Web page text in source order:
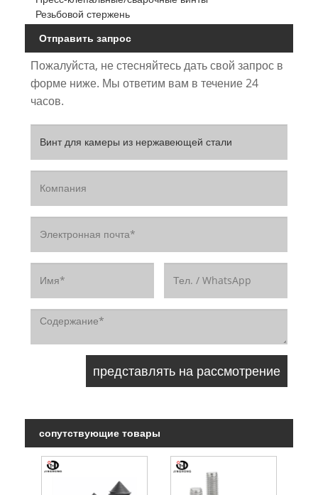
Резьбовой стержень
Отправить запрос
Пожалуйста, не стесняйтесь дать свой запрос в
форме ниже. Мы ответим вам в течение 24
часов.
сопутствующие товары